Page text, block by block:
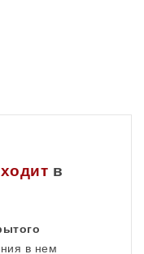
в
в нем